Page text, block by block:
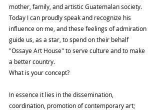
mother, family, and artistic Guatemalan society.
Today I can proudly speak and recognize his
influence on me, and these feelings of admiration
guide us, as a star, to spend on their behalf
"Ossaye Art House" to serve culture and to make
a better country.
What is your concept?
In essence it lies in the dissemination,
coordination, promotion of contemporary art;